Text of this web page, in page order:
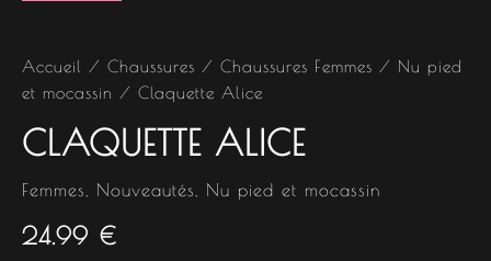
Accueil / Chaussures / Chaussures Femmes / Nu pied
et mocassin / Claquette Alice
CLAQUETTE ALICE
Femmes Nouveautés Nu pied et mocassin
24.99 €